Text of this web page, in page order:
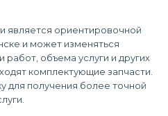
является ориентировочной
и может изменяться
работ, объема услуги и других
комплектующие запчасти.
для получения более точной